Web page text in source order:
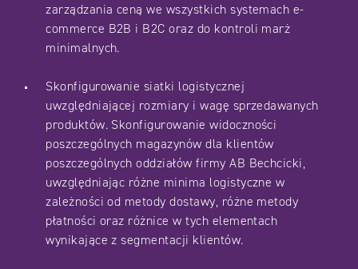
zarządzania ceną we wszystkich systemach e-
commerce B2B i B2C oraz do kontroli marż
minimalnych.
Skonfigurowanie siatki logistycznej
uwzględniającej rozmiary i wagę sprzedawanych
produktów. Skonfigurowanie widoczności
poszczególnych magazynów dla klientów
poszczególnych oddziałów firmy AB Bechcicki,
uwzględniając różne minima logistyczne w
zależności od metody dostawy, różne metody
płatności oraz różnice w tych elementach
wynikające z segmentacji klientów.